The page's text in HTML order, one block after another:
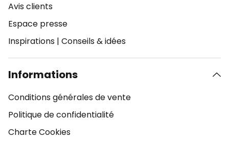
Avis clients
Espace presse
Inspirations | Conseils & idées
Informations
Conditions générales de vente
Politique de confidentialité
Charte Cookies